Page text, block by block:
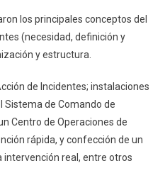
los principales conceptos del
(necesidad, definición y
y estructura.
de Incidentes; instalaciones
Sistema de Comando de
Centro de Operaciones de
rápida, y confección de un
real, entre otros